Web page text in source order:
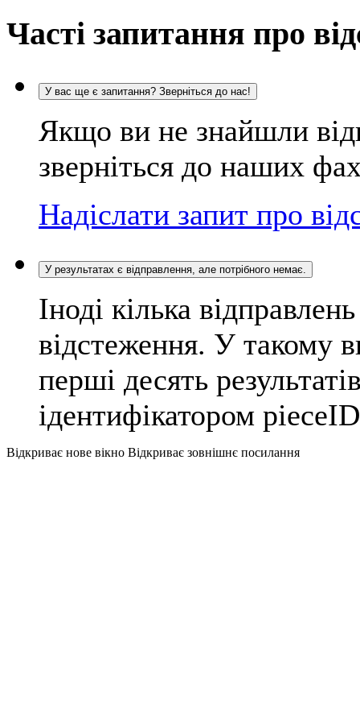
Часті запитання про
У вас ще є запитання? Зверніться до нас!
Якщо ви не знайшли
зверніться до наших
Надіслати запит про
У результатах є відправлення, але потрібного немає.
Іноді кілька
відстеження. У такому
перші десять
ідентифікатором
Відкриває нове вікно Відкриває зовнішнє посилання